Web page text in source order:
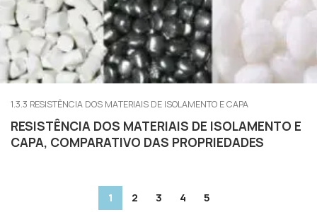
1.3.3 RESISTÊNCIA DOS MATERIAIS DE ISOLAMENTO E CAPA
RESISTÊNCIA DOS MATERIAIS DE ISOLAMENTO E
CAPA, COMPARATIVO DAS PROPRIEDADES
1 2 3 4 5